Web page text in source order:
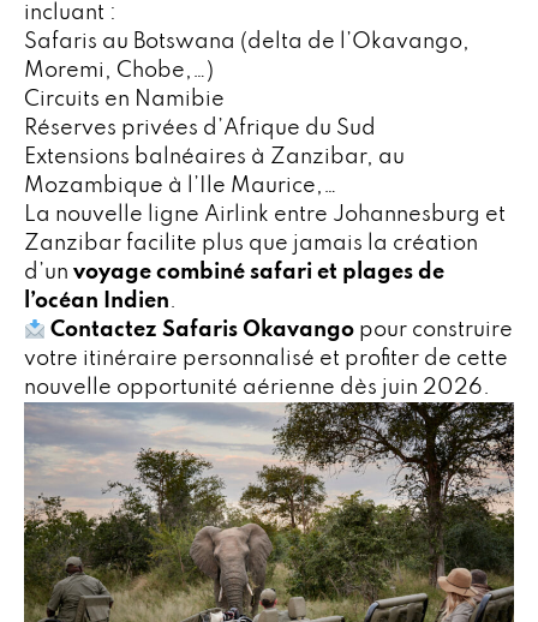
incluant :
Safaris au Botswana (delta de l’Okavango,
Moremi, Chobe,…)
Circuits en Namibie
Réserves privées d’Afrique du Sud
Extensions balnéaires à Zanzibar, au
Mozambique à l’Ile Maurice,…
La nouvelle ligne Airlink entre Johannesburg et
Zanzibar facilite plus que jamais la création
d’un voyage combiné safari et plages de
l’océan Indien.
Contactez Safaris Okavango pour construire
votre itinéraire personnalisé et profiter de cette
nouvelle opportunité aérienne dès juin 2026.